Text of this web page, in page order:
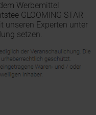
Werbemittel
GLOOMING STAR
unseren Experten unter
setzen.